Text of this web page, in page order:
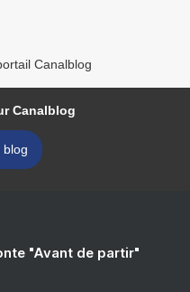
Canalblog
Canalblog
blog
"Avant de partir"